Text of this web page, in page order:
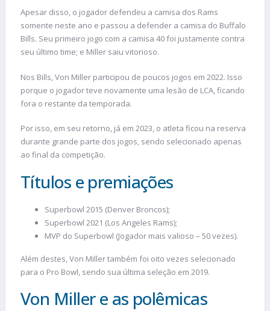
Apesar disso, o jogador defendeu a camisa dos Rams
somente neste ano e passou a defender a camisa do Buffalo
Bills. Seu primeiro jogo com a camisa 40 foi justamente contra
seu último time; e Miller saiu vitorioso.
Nos Bills, Von Miller participou de poucos jogos em 2022. Isso
porque o jogador teve novamente uma lesão de LCA, ficando
fora o restante da temporada.
Por isso, em seu retorno, já em 2023, o atleta ficou na reserva
durante grande parte dos jogos, sendo selecionado apenas
ao final da competição.
Títulos e premiações
Superbowl 2015 (Denver Broncos);
Superbowl 2021 (Los Angeles Rams);
MVP do Superbowl (Jogador mais valioso – 50 vezes).
Além destes, Von Miller também foi oito vezes selecionado
para o Pro Bowl, sendo sua última seleção em 2019.
Von Miller e as polêmicas